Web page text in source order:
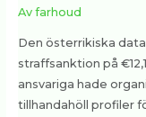
Av farhoud
Den österrikiska
straffsanktion på
ansvariga hade
tillhandahöll profiler